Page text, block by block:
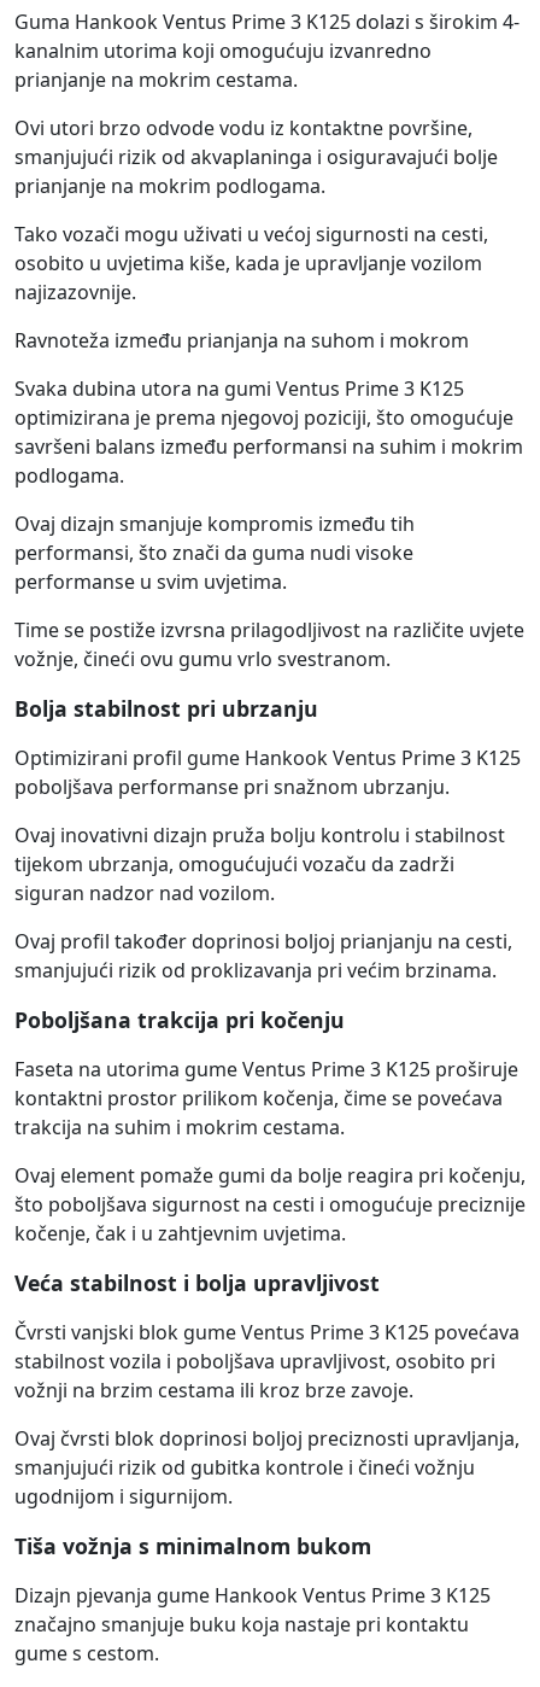
Guma Hankook Ventus Prime 3 K125 dolazi s širokim 4-
kanalnim utorima koji omogućuju izvanredno
prianjanje na mokrim cestama.
Ovi utori brzo odvode vodu iz kontaktne površine,
smanjujući rizik od akvaplaninga i osiguravajući bolje
prianjanje na mokrim podlogama.
Tako vozači mogu uživati u većoj sigurnosti na cesti,
osobito u uvjetima kiše, kada je upravljanje vozilom
najizazovnije.
Ravnoteža između prianjanja na suhom i mokrom
Svaka dubina utora na gumi Ventus Prime 3 K125
optimizirana je prema njegovoj poziciji, što omogućuje
savršeni balans između performansi na suhim i mokrim
podlogama.
Ovaj dizajn smanjuje kompromis između tih
performansi, što znači da guma nudi visoke
performanse u svim uvjetima.
Time se postiže izvrsna prilagodljivost na različite uvjete
vožnje, čineći ovu gumu vrlo svestranom.
Bolja stabilnost pri ubrzanju
Optimizirani profil gume Hankook Ventus Prime 3 K125
poboljšava performanse pri snažnom ubrzanju.
Ovaj inovativni dizajn pruža bolju kontrolu i stabilnost
tijekom ubrzanja, omogućujući vozaču da zadrži
siguran nadzor nad vozilom.
Ovaj profil također doprinosi boljoj prianjanju na cesti,
smanjujući rizik od proklizavanja pri većim brzinama.
Poboljšana trakcija pri kočenju
Faseta na utorima gume Ventus Prime 3 K125 proširuje
kontaktni prostor prilikom kočenja, čime se povećava
trakcija na suhim i mokrim cestama.
Ovaj element pomaže gumi da bolje reagira pri kočenju,
što poboljšava sigurnost na cesti i omogućuje preciznije
kočenje, čak i u zahtjevnim uvjetima.
Veća stabilnost i bolja upravljivost
Čvrsti vanjski blok gume Ventus Prime 3 K125 povećava
stabilnost vozila i poboljšava upravljivost, osobito pri
vožnji na brzim cestama ili kroz brze zavoje.
Ovaj čvrsti blok doprinosi boljoj preciznosti upravljanja,
smanjujući rizik od gubitka kontrole i čineći vožnju
ugodnijom i sigurnijom.
Tiša vožnja s minimalnom bukom
Dizajn pjevanja gume Hankook Ventus Prime 3 K125
značajno smanjuje buku koja nastaje pri kontaktu
gume s cestom.